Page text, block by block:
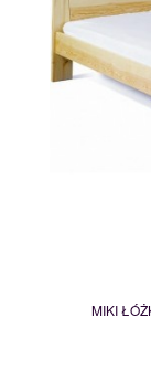
MIKI